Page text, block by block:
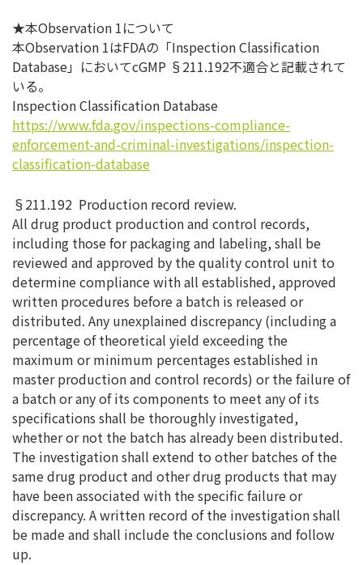
★本Observation 1について
本Observation 1はFDAの「Inspection Classification
Database」においてcGMP §211.192不適合と記載されて
いる。
Inspection Classification Database
https://www.fda.gov/inspections-compliance-
enforcement-and-criminal-investigations/inspection-
classification-database
§211.192 Production record review.
All drug product production and control records,
including those for packaging and labeling, shall be
reviewed and approved by the quality control unit to
determine compliance with all established, approved
written procedures before a batch is released or
distributed. Any unexplained discrepancy (including a
percentage of theoretical yield exceeding the
maximum or minimum percentages established in
master production and control records) or the failure of
a batch or any of its components to meet any of its
specifications shall be thoroughly investigated,
whether or not the batch has already been distributed.
The investigation shall extend to other batches of the
same drug product and other drug products that may
have been associated with the specific failure or
discrepancy. A written record of the investigation shall
be made and shall include the conclusions and follow
up.